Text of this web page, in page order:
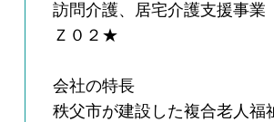
訪問介護、居宅介護支援事業
Ｚ０２★
会社の特長
秩父市が建設した複合老人福